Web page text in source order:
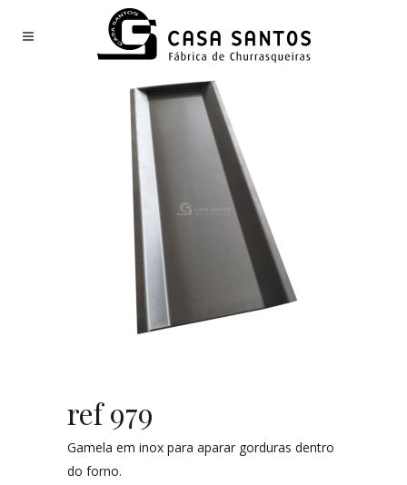
ref 979
Gamela em inox para aparar gorduras dentro
do forno.